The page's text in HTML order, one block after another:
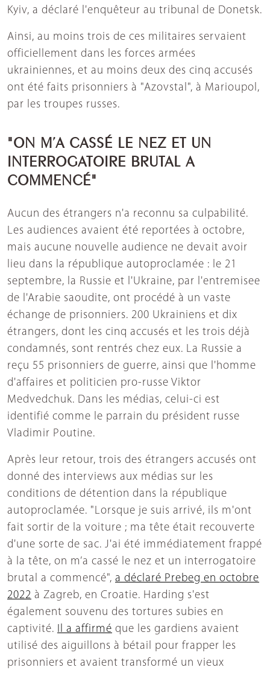
Kyiv, a déclaré l'enquêteur au tribunal de Donetsk.
Ainsi, au moins trois de ces militaires servaient
officiellement dans les forces armées
ukrainiennes, et au moins deux des cinq accusés
ont été faits prisonniers à "Azovstal", à Marioupol,
par les troupes russes.
"ON M’A CASSÉ LE NEZ ET UN
INTERROGATOIRE BRUTAL A
COMMENCÉ"
Aucun des étrangers n'a reconnu sa culpabilité.
Les audiences avaient été reportées à octobre,
mais aucune nouvelle audience ne devait avoir
lieu dans la république autoproclamée : le 21
septembre, la Russie et l'Ukraine, par l'entremisee
de l'Arabie saoudite, ont procédé à un vaste
échange de prisonniers. 200 Ukrainiens et dix
étrangers, dont les cinq accusés et les trois déjà
condamnés, sont rentrés chez eux. La Russie a
reçu 55 prisonniers de guerre, ainsi que l'homme
d'affaires et politicien pro-russe Viktor
Medvedchuk. Dans les médias, celui-ci est
identifié comme le parrain du président russe
Vladimir Poutine.
Après leur retour, trois des étrangers accusés ont
donné des interviews aux médias sur les
conditions de détention dans la république
autoproclamée. "Lorsque je suis arrivé, ils m'ont
fait sortir de la voiture ; ma tête était recouverte
d'une sorte de sac. J'ai été immédiatement frappé
à la tête, on m’a cassé le nez et un interrogatoire
brutal a commencé", a déclaré Prebeg en octobre
2022 à Zagreb, en Croatie. Harding s'est
également souvenu des tortures subies en
captivité. Il a affirmé que les gardiens avaient
utilisé des aiguillons à bétail pour frapper les
prisonniers et avaient transformé un vieux